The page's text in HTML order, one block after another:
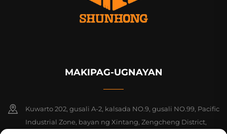
MAKIPAG-UGNAYAN
Kuwarto 202, gusali A-2, kalsada NO.9, gusali NO.99, Pacific
Industrial Zone, bayan ng Xintang, Zengcheng District,